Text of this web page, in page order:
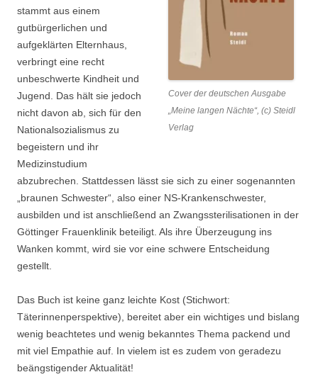
Cover der deutschen Ausgabe
„Meine langen Nächte“, (c) Steidl
Verlag
stammt aus einem
gutbürgerlichen und
aufgeklärten Elternhaus,
verbringt eine recht
unbeschwerte Kindheit und
Jugend. Das hält sie jedoch
nicht davon ab, sich für den
Nationalsozialismus zu
begeistern und ihr
Medizinstudium
abzubrechen. Stattdessen lässt sie sich zu einer sogenannten
„braunen Schwester“, also einer NS-Krankenschwester,
ausbilden und ist anschließend an Zwangssterilisationen in der
Göttinger Frauenklinik beteiligt. Als ihre Überzeugung ins
Wanken kommt, wird sie vor eine schwere Entscheidung
gestellt.
Das Buch ist keine ganz leichte Kost (Stichwort:
Täterinnenperspektive), bereitet aber ein wichtiges und bislang
wenig beachtetes und wenig bekanntes Thema packend und
mit viel Empathie auf. In vielem ist es zudem von geradezu
beängstigender Aktualität!